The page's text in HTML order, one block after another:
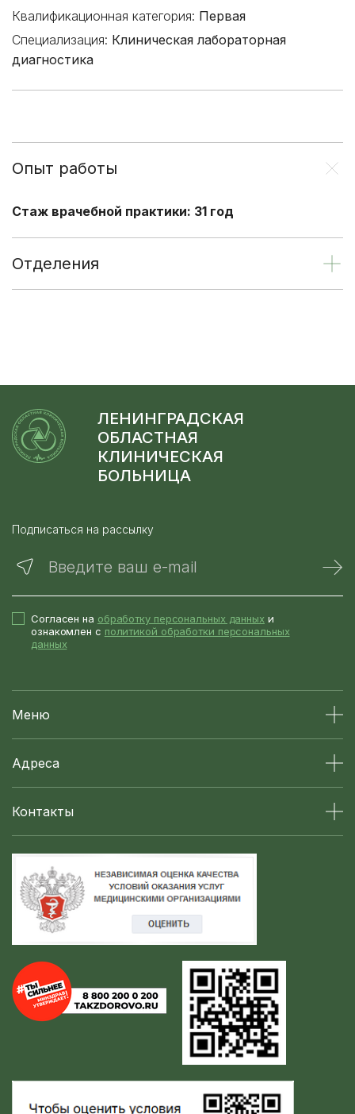
Квалификационная категория: Первая
Специализация: Клиническая лабораторная
диагностика
Опыт работы
Стаж врачебной практики: 31 год
Отделения
ЛЕНИНГРАДСКАЯ
ОБЛАСТНАЯ
КЛИНИЧЕСКАЯ
БОЛЬНИЦА
Подписаться на рассылку
Введите ваш e-mail
Согласен на обработку персональных данных и
ознакомлен с политикой обработки персональных
данных
Меню
Адреса
Контакты